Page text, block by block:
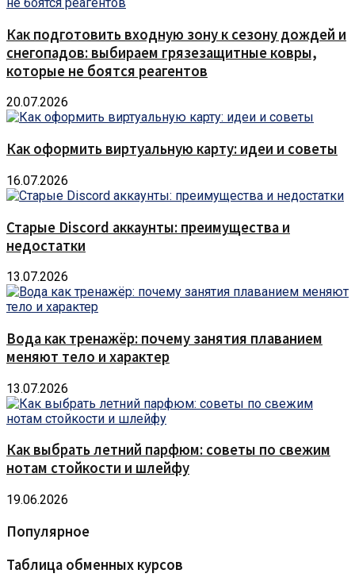
Как подготовить входную зону к сезону дождей и
снегопадов: выбираем грязезащитные ковры,
которые не боятся реагентов
20.07.2026
Как оформить виртуальную карту: идеи и советы
16.07.2026
Старые Discord аккаунты: преимущества и
недостатки
13.07.2026
Вода как тренажёр: почему занятия плаванием
меняют тело и характер
13.07.2026
Как выбрать летний парфюм: советы по свежим
нотам стойкости и шлейфу
19.06.2026
Популярное
Таблица обменных курсов